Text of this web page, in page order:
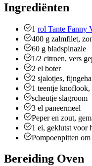
Ingrediënten
1 rol Tante Fanny
400 g zalmfilet,
60 g bladspinazie
1/2 citroen, vers
2 el boter
2 sjalotjes,
1 teentje
scheutje slagroom
3 el paneermeel
Peper en zout,
1 ei, geklutst voor
Pompoenpitten
Bereiding Oven